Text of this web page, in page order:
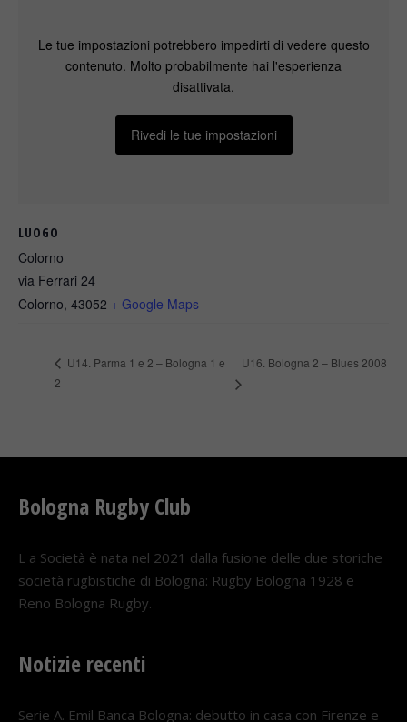
LUOGO
Colorno
via Ferrari 24
Colorno, 43052 + Google Maps
Le tue impostazioni potrebbero impedirti di vedere questo
contenuto. Molto probabilmente hai l'esperienza
disattivata.
Rivedi le tue impostazioni
U14. Parma 1 e 2 – Bologna 1 e
2
U16. Bologna 2 – Blues 2008
Bologna Rugby Club
L a Società è nata nel 2021 dalla fusione delle due storiche
società rugbistiche di Bologna: Rugby Bologna 1928 e
Reno Bologna Rugby.
Notizie recenti
Serie A. Emil Banca Bologna: debutto in casa con Firenze e